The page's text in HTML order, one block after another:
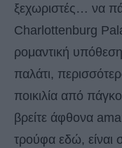
ξεχωριστές… να
Charlottenburg
ρομαντική
παλάτι,
ποικιλία από
βρείτε άφθονα
τρούφα εδώ, είναι